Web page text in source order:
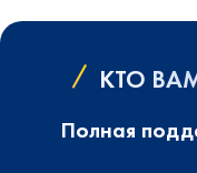
КТО
Полная